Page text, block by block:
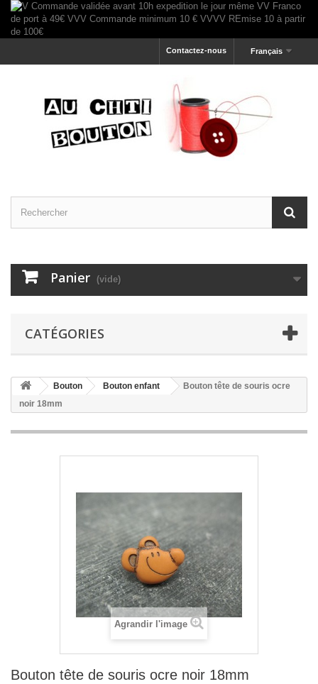
Français
Contactez-nous
Panier (vide)
CATÉGORIES
Bouton Bouton enfant
Bouton tête de souris ocre
noir 18mm
Agrandir l'image
Bouton tête de souris ocre noir 18mm